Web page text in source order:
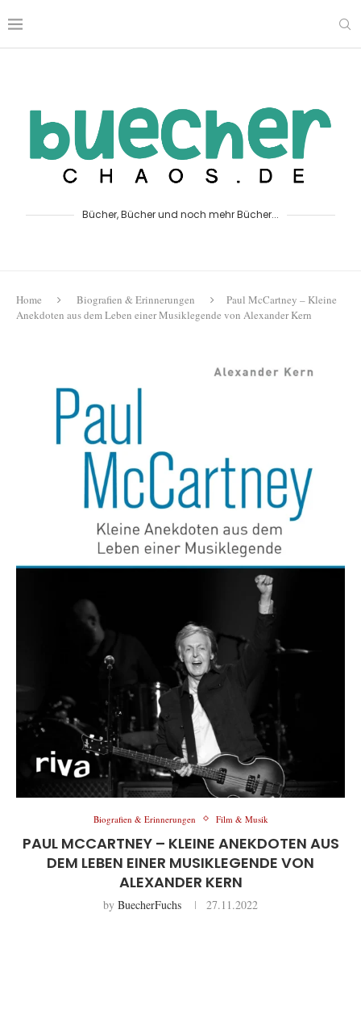
Bücher, Bücher und noch mehr Bücher...
Home Biografien & Erinnerungen
Paul McCartney – Kleine
Anekdoten aus dem Leben einer Musiklegende von Alexander Kern
Biografien & Erinnerungen Film & Musik
PAUL MCCARTNEY – KLEINE ANEKDOTEN AUS
DEM LEBEN EINER MUSIKLEGENDE VON
ALEXANDER KERN
by BuecherFuchs 27.11.2022